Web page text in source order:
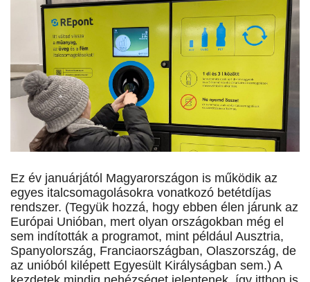
Ez év januárjától Magyarországon is működik az
egyes italcsomagolásokra vonatkozó betétdíjas
rendszer. (Tegyük hozzá, hogy ebben élen járunk az
Európai Unióban, mert olyan országokban még el
sem indították a programot, mint például Ausztria,
Spanyolország, Franciaországban, Olaszország, de
az unióból kilépett Egyesült Királyságban sem.) A